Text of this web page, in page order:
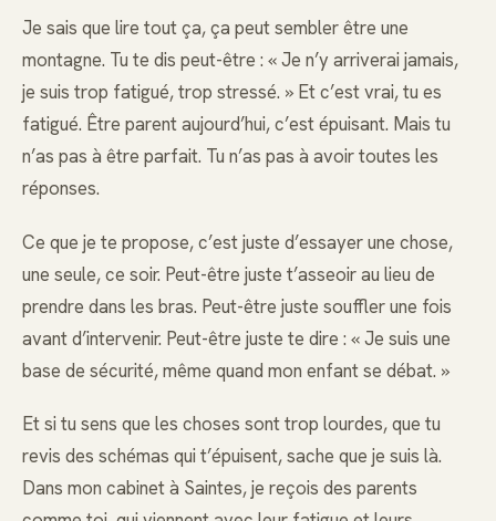
Je sais que lire tout ça, ça peut sembler être une
montagne. Tu te dis peut-être : « Je n’y arriverai jamais,
je suis trop fatigué, trop stressé. » Et c’est vrai, tu es
fatigué. Être parent aujourd’hui, c’est épuisant. Mais tu
n’as pas à être parfait. Tu n’as pas à avoir toutes les
réponses.
Ce que je te propose, c’est juste d’essayer une chose,
une seule, ce soir. Peut-être juste t’asseoir au lieu de
prendre dans les bras. Peut-être juste souffler une fois
avant d’intervenir. Peut-être juste te dire : « Je suis une
base de sécurité, même quand mon enfant se débat. »
Et si tu sens que les choses sont trop lourdes, que tu
revis des schémas qui t’épuisent, sache que je suis là.
Dans mon cabinet à Saintes, je reçois des parents